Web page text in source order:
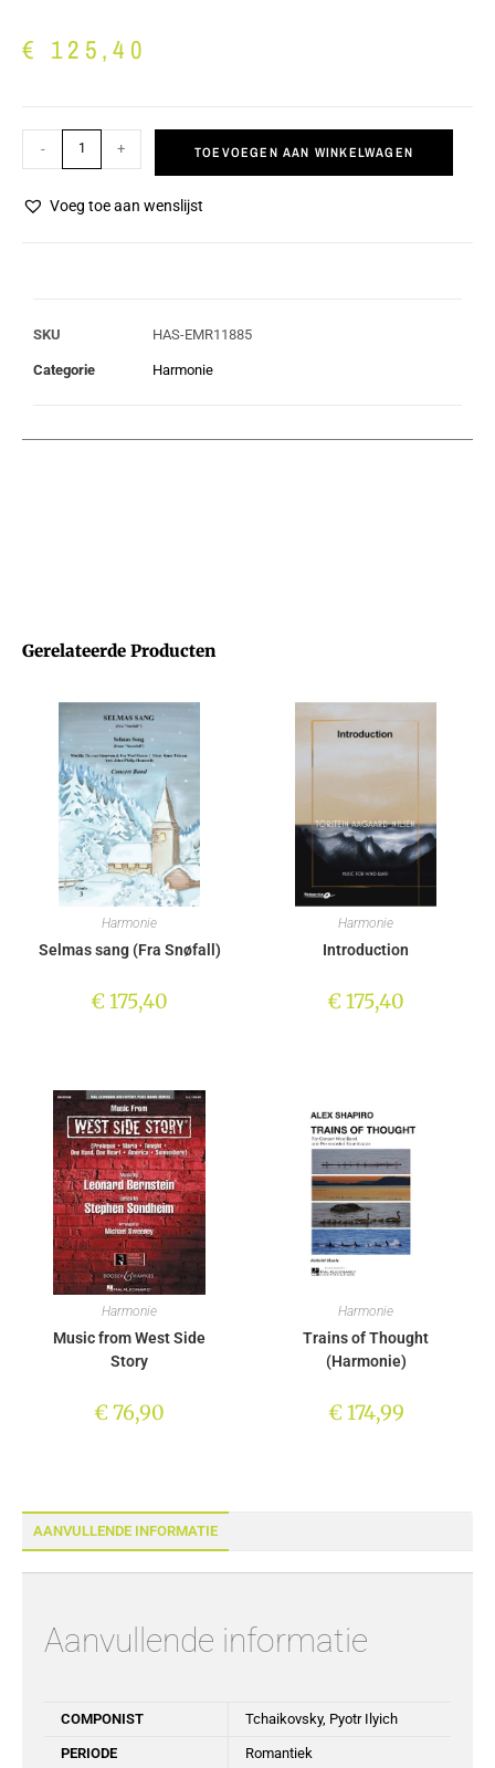
€ 125,40
- + TOEVOEGEN AAN WINKELWAGEN
Voeg toe aan wenslijst
SKU HAS-EMR11885
Categorie Harmonie
AANVULLENDE INFORMATIE
Aanvullende informatie
COMPONIST Tchaikovsky, Pyotr Ilyich
PERIODE Romantiek
Gerelateerde Producten
Harmonie
Selmas sang (Fra Snøfall)
€175,40
Harmonie
Introduction
€175,40
Harmonie
Music from West Side
Story
€76,90
Harmonie
Trains of Thought
(Harmonie)
€174,99